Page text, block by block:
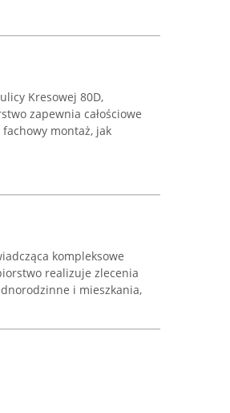
Kresowej 80D,
zapewnia całościowe
montaż, jak
kompleksowe
realizuje zlecenia
i mieszkania,